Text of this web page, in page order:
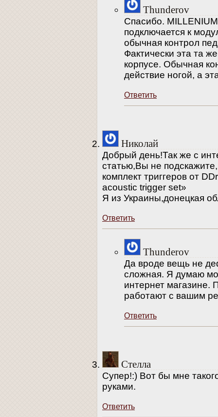
Thunderov
Спасибо.
подключается к
обычная контрол
Фактически эта та
корпусе. Обычная
действие ногой, а
Ответить
Николай
Добрый день!Так же с
статью,Вы не
комплект триггеров от
acoustic trigger set»
Я из Украины,донецкая
Ответить
Thunderov
Да вроде вещь не
сложная. Я думаю
интернет магазине.
работают с вашим
Ответить
Стелла
Супер!:) Вот бы мне
руками.
Ответить